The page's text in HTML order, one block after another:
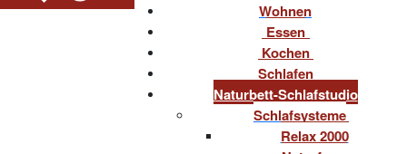
Wohnen
Essen
Kochen
Schlafen
Naturbett-Schlafstudio
Schlafsysteme
Relax 2000